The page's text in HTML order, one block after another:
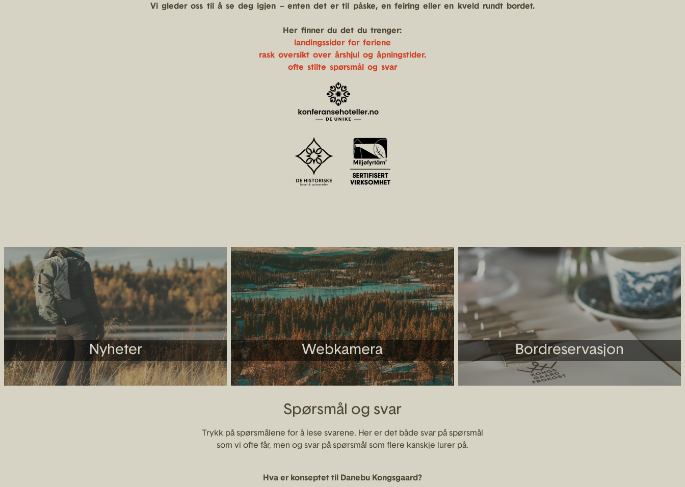
Vi gleder oss til å se deg igjen – enten det er til påske, en feiring eller en kveld rundt bordet.
Her finner du det du trenger:
landingssider for feriene
rask oversikt over årshjul og åpningstider.
ofte stilte spørsmål og svar
Nyheter Webkamera Bordreservasjon
Spørsmål og svar
Trykk på spørsmålene for å lese svarene. Her er det både svar på spørsmål
som vi ofte får, men og svar på spørsmål som flere kanskje lurer på.
Hva er konseptet til Danebu Kongsgaard?